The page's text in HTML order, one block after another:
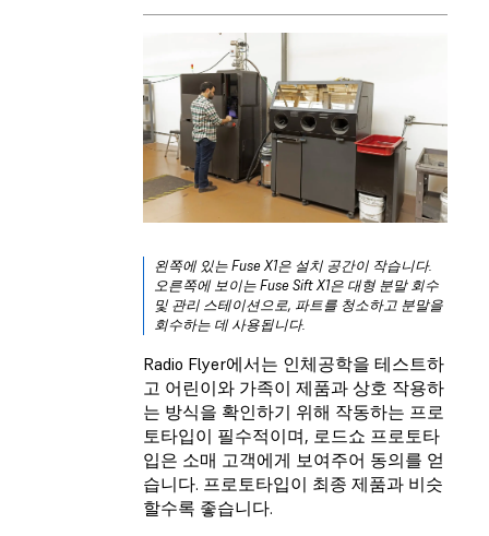
왼쪽에 있는 Fuse X1은 설치 공간이 작습니다.
오른쪽에 보이는 Fuse Sift X1은 대형 분말 회수
및 관리 스테이션으로, 파트를 청소하고 분말을
회수하는 데 사용됩니다.
Radio Flyer에서는 인체공학을 테스트하
고 어린이와 가족이 제품과 상호 작용하
는 방식을 확인하기 위해 작동하는 프로
토타입이 필수적이며, 로드쇼 프로토타
입은 소매 고객에게 보여주어 동의를 얻
습니다. 프로토타입이 최종 제품과 비슷
할수록 좋습니다.